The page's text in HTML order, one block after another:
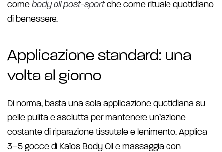
come body oil post-sportche come rituale quotidiano
di benessere.
Applicazione standard: una
volta al giorno
Di norma, basta una sola applicazione quotidiana su
pelle pulita e asciutta per mantenere un’azione
costante di riparazione tissutale e lenimento. Applica
3–5 gocce di Kaïos Body Oil e massaggia con